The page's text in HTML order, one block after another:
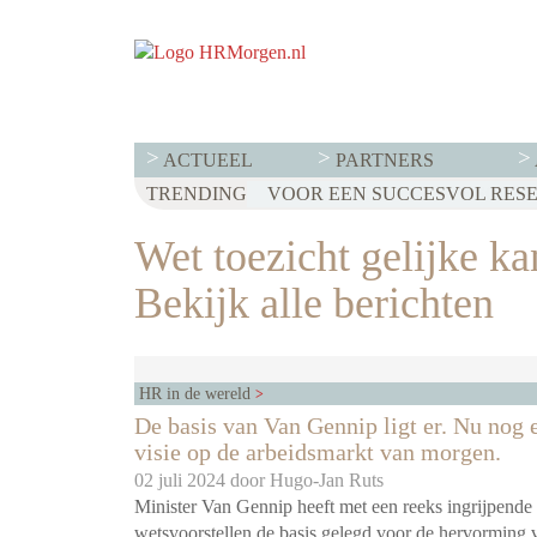
ACTUEEL PARTNERS
TRENDING
WET
HET EERSTE HALFJAAR VAN
VOOR EEN SUCCESVOL
‘STRATEGISCHE
Wet toezicht gelijke
Bekijk alle berichten
HR in de wereld
De basis van Van Gennip ligt er. Nu nog
visie op de arbeidsmarkt van morgen.
02 juli 2024 door Hugo-Jan Ruts
Minister Van Gennip heeft met een reeks ingrijpende